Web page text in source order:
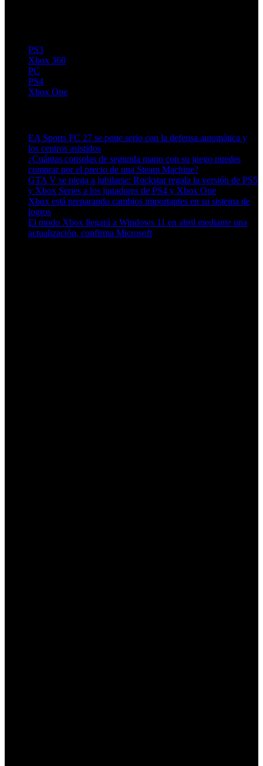
PS3
Xbox 360
PC
PS4
Xbox One
EA Sports FC 27 se pone serio con la defensa automática y
los centros asistidos
¿Cuántas consolas de segunda mano con su juego puedes
comprar por el precio de una Steam Machine?
GTA V se niega a jubilarse: Rockstar regala la versión de PS5
y Xbox Series a los jugadores de PS4 y Xbox One
Xbox está preparando cambios importantes en su sistema de
logros
El modo Xbox llegará a Windows 11 en abril mediante una
actualización, confirma Microsoft